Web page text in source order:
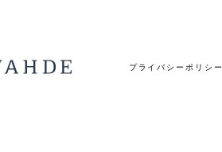
プライバシーポリシー